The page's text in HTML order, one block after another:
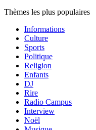
Thèmes les plus populaires
Informations
Culture
Sports
Politique
Religion
Enfants
DJ
Rire
Radio Campus
Interview
Noël